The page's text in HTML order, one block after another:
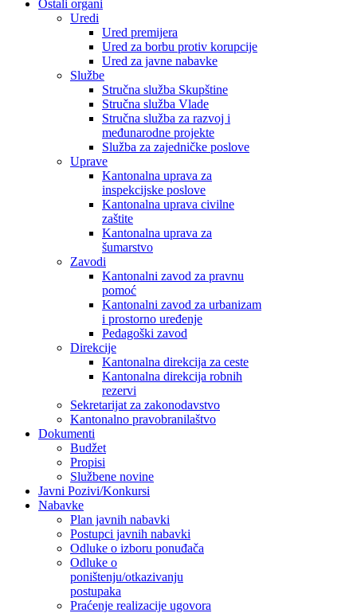
Ostali organi
Uredi
Ured premijera
Ured za borbu protiv korupcije
Ured za javne nabavke
Službe
Stručna služba Skupštine
Stručna služba Vlade
Stručna služba za razvoj i
međunarodne projekte
Služba za zajedničke poslove
Uprave
Kantonalna uprava za
inspekcijske poslove
Kantonalna uprava civilne
zaštite
Kantonalna uprava za
šumarstvo
Zavodi
Kantonalni zavod za pravnu
pomoć
Kantonalni zavod za urbanizam
i prostorno uređenje
Pedagoški zavod
Direkcije
Kantonalna direkcija za ceste
Kantonalna direkcija robnih
rezervi
Sekretarijat za zakonodavstvo
Kantonalno pravobranilaštvo
Dokumenti
Budžet
Propisi
Službene novine
Javni Pozivi/Konkursi
Nabavke
Plan javnih nabavki
Postupci javnih nabavki
Odluke o izboru ponuđača
Odluke o
poništenju/otkazivanju
postupaka
Praćenje realizacije ugovora